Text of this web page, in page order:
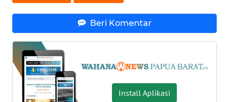
Beri Komentar
Install Aplikasi
WN
LAMPUNG
WN
JATENG